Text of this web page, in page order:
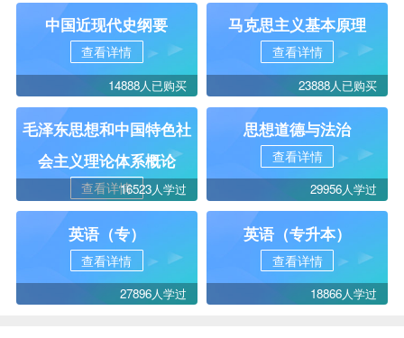
中国近现代史纲要
查看详情
14888人已购买
马克思主义基本原理
查看详情
23888人已购买
毛泽东思想和中国特色社
会主义理论体系概论
查看详情16523人学过
思想道德与法治
查看详情
29956人学过
英语（专）
查看详情
27896人学过
英语（专升本）
查看详情
18866人学过